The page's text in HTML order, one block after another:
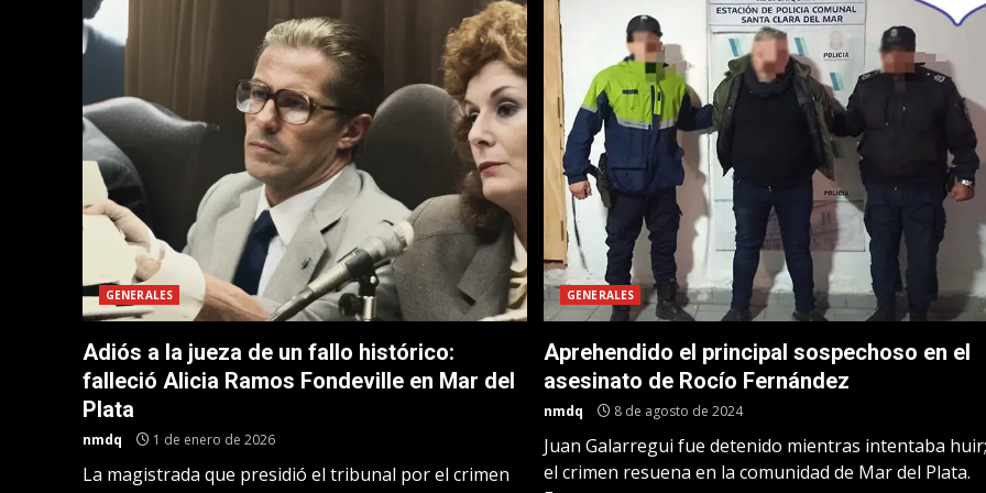
GENERALES
Adiós a la jueza de un fallo histórico:
falleció Alicia Ramos Fondeville en Mar del
Plata
nmdq 1 de enero de 2026
La magistrada que presidió el tribunal por el crimen
GENERALES
Aprehendido el principal sospechoso en el
asesinato de Rocío Fernández
nmdq 8 de agosto de 2024
Juan Galarregui fue detenido mientras intentaba
el crimen resuena en la comunidad de Mar del Plata.